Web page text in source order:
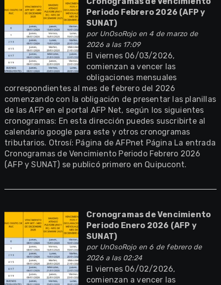
Periodo Febrero 2026 (AFP y
SUNAT)
por UnOsoRojoen 4 de marzo de
2026 a las 17:09
El viernes 06/03/2026,
comienzan a vencer las
obligaciones mensuales
correspondientes al mes de febrero del 2026
comenzando con la obligación de presentar las planillas
de las AFP en el portal AFP Net, según los siguientes
cronogramas: En esta dirección puedes suscribirte al
calendario google para este y otros cronogramas
tributarios. Otrosí: Página de AFPnet Página La entrada
Cronogramas de Vencimiento Periodo Febrero 2026
(AFP y SUNAT) se publicó primero en Quipucont.
Cronogramas de Vencimiento
Periodo Enero 2026 (AFP y
SUNAT)
por UnOsoRojoen 6 de febrero de
2026 a las 02:24
El viernes 06/02/2026,
comienzan a vencer las